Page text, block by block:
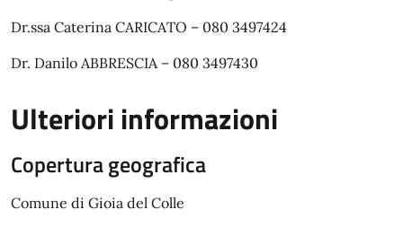
Dr.ssa Caterina CARICATO – 080 3497424
Dr. Danilo ABBRESCIA – 080 3497430
Ulteriori informazioni
Copertura geografica
Comune di Gioia del Colle